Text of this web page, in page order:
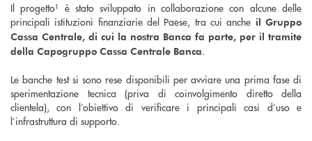
Il progetto¹ è stato sviluppato in collaborazione con alcune delle
principali istituzioni finanziarie del Paese, tra cui anche il Gruppo
Cassa Centrale, di cui la nostra Banca fa parte, per il tramite
della Capogruppo Cassa Centrale Banca.
Le banche test si sono rese disponibili per avviare una prima fase di
sperimentazione tecnica (priva di coinvolgimento diretto della
clientela), con l’obiettivo di verificare i principali casi d’uso e
l’infrastruttura di supporto.